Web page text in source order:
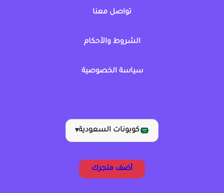
تواصل معنا
الشروط والأحكام
سياسة الخصوصية
كوبونات السعودية▾
أضف متجرك